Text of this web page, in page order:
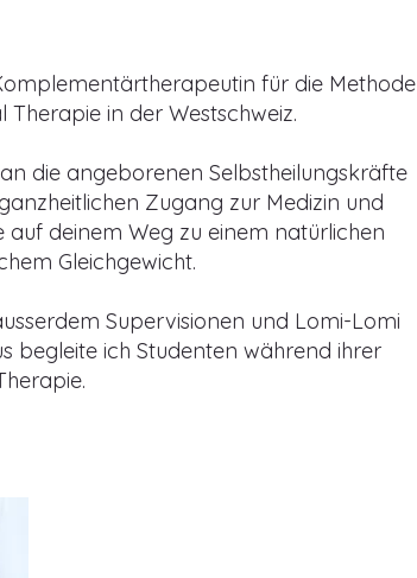
für die Methode
in der Westschweiz.
die angeborenen Selbstheilungskräfte
Zugang zur Medizin und
deinem Weg zu einem natürlichen
Gleichgewicht.
Supervisionen und Lomi-Lomi
begleite ich Studenten während ihrer